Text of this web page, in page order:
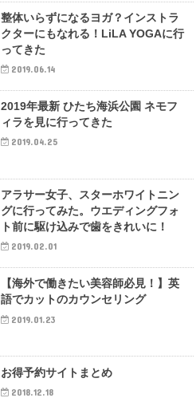
整体いらずになるヨガ？インストラ
クターにもなれる！LiLA YOGAに行
ってきた
2019.06.14
2019年最新 ひたち海浜公園 ネモフ
ィラを見に行ってきた
2019.04.25
アラサー女子、スターホワイトニン
グに行ってみた。ウエディングフォ
ト前に駆け込みで歯をきれいに！
2019.02.01
【海外で働きたい美容師必見！】英
語でカットのカウンセリング
2019.01.23
お得予約サイトまとめ
2018.12.18